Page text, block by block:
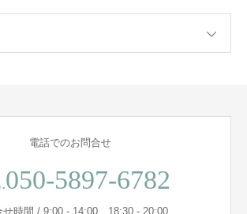
電話でのお問合せ
050-5897-6782
せ時間 / 9:00 - 14:00 18:30 - 20:00